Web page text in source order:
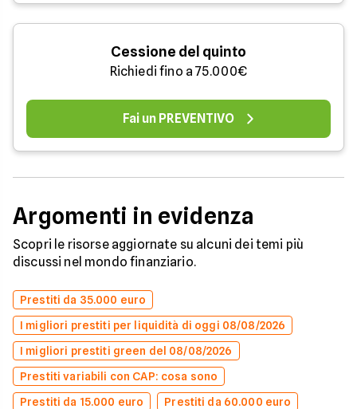
Cessione del quinto
Richiedi fino a 75.000€
Fai un PREVENTIVO
Argomenti in evidenza
Scopri le risorse aggiornate su alcuni dei temi più
discussi nel mondo finanziario.
Prestiti da 35.000 euro
I migliori prestiti per liquidità di oggi 08/08/2026
I migliori prestiti green del 08/08/2026
Prestiti variabili con CAP: cosa sono
Prestiti da 15.000 euro
Prestiti da 60.000 euro